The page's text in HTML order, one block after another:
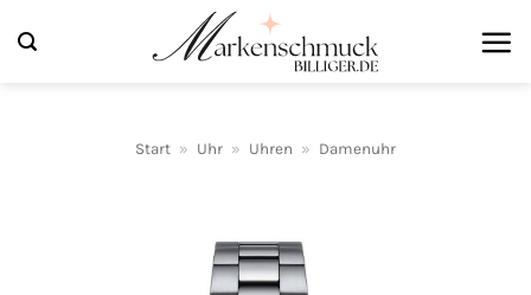
Inhalt
Start » Uhr » Uhren » Damenuhr